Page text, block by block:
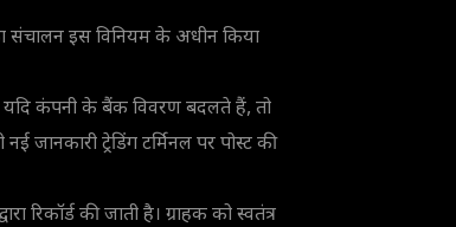
इस विनियम के अधीन किया
यदि कंपनी के बैंक विवरण बदलते हैं, तो
जानकारी ट्रेडिंग टर्मिनल पर पोस्ट की
रिकॉर्ड की जाती है। ग्राहक को स्वतंत्र